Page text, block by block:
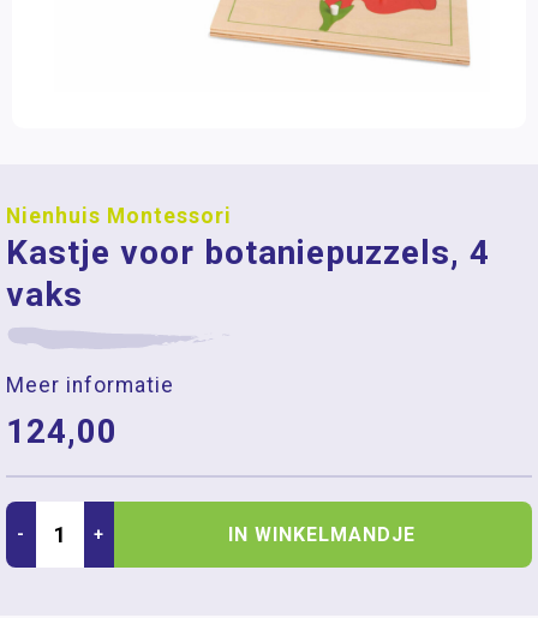
Nienhuis Montessori
Kastje voor botaniepuzzels, 4
vaks
Meer informatie
124,00
- + IN WINKELMANDJE